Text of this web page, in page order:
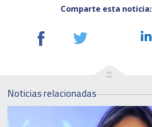
Comparte esta noticia:
Noticias relacionadas